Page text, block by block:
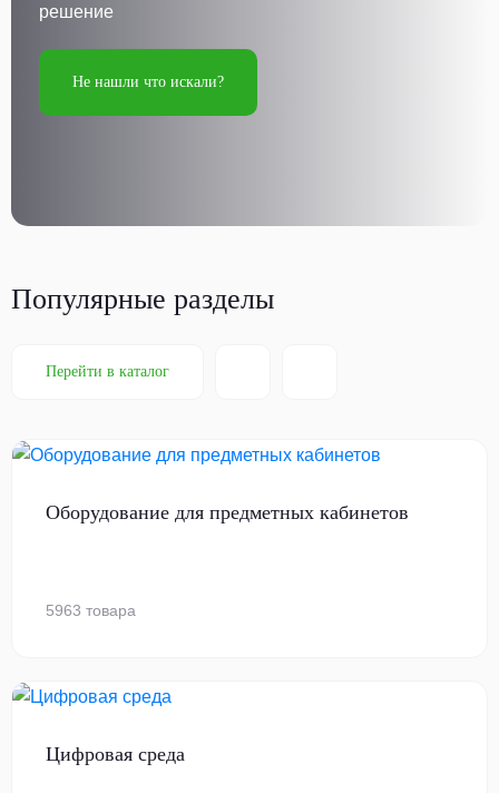
решение
Не нашли что искали?
Популярные разделы
Перейти в каталог
Оборудование для предметных кабинетов
5963 товара
Цифровая среда